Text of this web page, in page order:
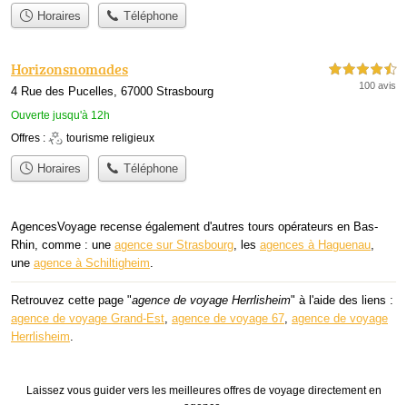
Horaires Téléphone
Horizonsnomades
4 Rue des Pucelles, 67000 Strasbourg
Ouverte jusqu'à 12h
4,5 étoiles sur 5
100 avis
Offres : tourisme religieux
Horaires Téléphone
AgencesVoyage recense également d'autres tours opérateurs en Bas-
Rhin, comme : une agence sur Strasbourg , les agences à Haguenau
une agence à Schiltigheim
Retrouvez cette page "agence de voyage Herrlisheim" à l'aide des liens :
agence de voyage Grand-Est agence de voyage 67 agence de voyage
Herrlisheim
Laissez vous guider vers les meilleures offres de voyage directement en